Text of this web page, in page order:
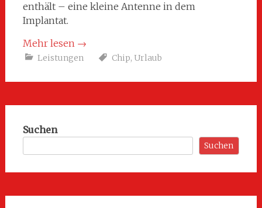
enthält – eine kleine Antenne in dem
Implantat.
Mehr lesen →
Leistungen Chip, Urlaub
Suchen
Suchen